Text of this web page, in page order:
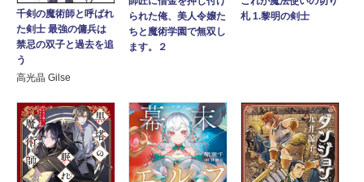
千剣の魔術師と呼ばれ
た剣士 最強の傭兵は
禁忌の双子と過去を追
う
高光晶 Gilse
られた俺、美人令嬢た
ちと魔術学園で無双し
ます。２
札 1.黎明の剣士